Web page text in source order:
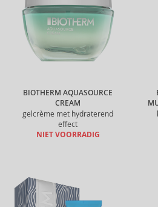
BIOTHERM AQUASOURCE
CREAM
gelcrème met hydraterend
effect
NIET VOORRADIG